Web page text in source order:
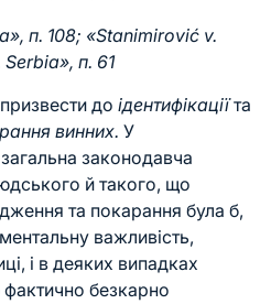
п. 108; «Stanimirović v.
п. 61
до ідентифікаціїта
винних. У
законодавча
й такого, що
та покарання була б,
важливість,
і в деяких випадках
безкарно